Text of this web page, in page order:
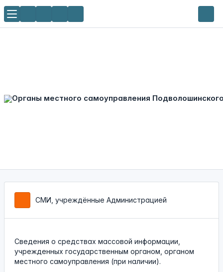
СМИ, учреждённые Администрацией
Сведения о средствах массовой информации,
учрежденных государственным органом, органом
местного самоуправления (при наличии).